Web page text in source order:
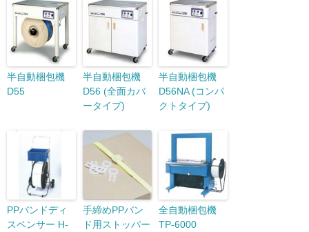
半自動梱包機
D55
半自動梱包機
D56 (全面カバ
ータイプ)
半自動梱包機
D56NA (コンパ
クトタイプ)
PPバンドディ
スペンサー H-
手締めPPバン
ド用ストッパー
全自動梱包機
TP-6000